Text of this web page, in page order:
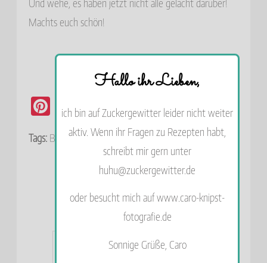
Machts euch schön!
Sonnige Grüße,Caro
Pi
er
ShareFa
ce
bo
ok
T
wi
tte
r
E
m
ail
E
m
pf
eh
n
Tags: Blog-Aktion,Liebe,Wochenglück
Charlie
Hallo ihr Lieben,
ich bin auf Zuckergewitter leider nicht weiter
aktiv. Wenn ihr Fragen zu Rezepten habt,
schreibt mir gern unter
huhu@zuckergewitter.de
oder besucht mich auf www.caro-knipst-
fotografie.de
Sonnige Grüße, Caro